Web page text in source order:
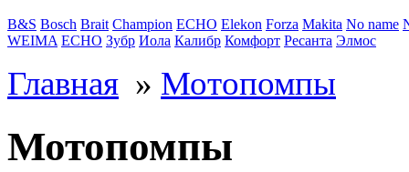
B&S Bosch Brait Champion ECHO Elekon Forza Makita No name
WEIMA ЕСНО Зубр Иола Калибр Комфорт Ресанта Элмос
Главная » Мотопомпы
Мотопомпы